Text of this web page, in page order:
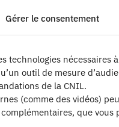
Gérer le consentement
technologies nécessaires
outil de mesure
de la CNIL.
(comme des vidéos)
que vous